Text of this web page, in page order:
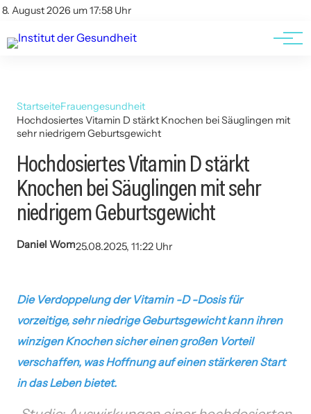
8. August 2026 um 17:58 Uhr
Kontakt
Kontakt
AGBs
StartseiteFrauengesundheit
Hochdosiertes Vitamin D stärkt Knochen bei Säuglingen mit
sehr niedrigem Geburtsgewicht
Hochdosiertes Vitamin D stärkt
Knochen bei Säuglingen mit sehr
niedrigem Geburtsgewicht
Daniel Wom25.08.2025, 11:22 Uhr
Die Verdoppelung der Vitamin -D -Dosis für
vorzeitige, sehr niedrige Geburtsgewicht kann ihren
winzigen Knochen sicher einen großen Vorteil
verschaffen, was Hoffnung auf einen stärkeren Start
in das Leben bietet.